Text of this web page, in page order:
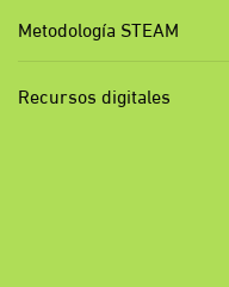
Metodología STEAM
Recursos digitales